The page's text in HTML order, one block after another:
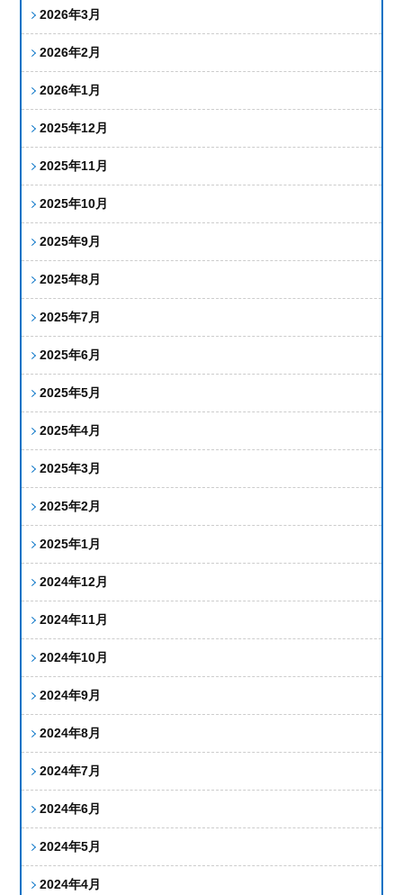
2026年3月
2026年2月
2026年1月
2025年12月
2025年11月
2025年10月
2025年9月
2025年8月
2025年7月
2025年6月
2025年5月
2025年4月
2025年3月
2025年2月
2025年1月
2024年12月
2024年11月
2024年10月
2024年9月
2024年8月
2024年7月
2024年6月
2024年5月
2024年4月